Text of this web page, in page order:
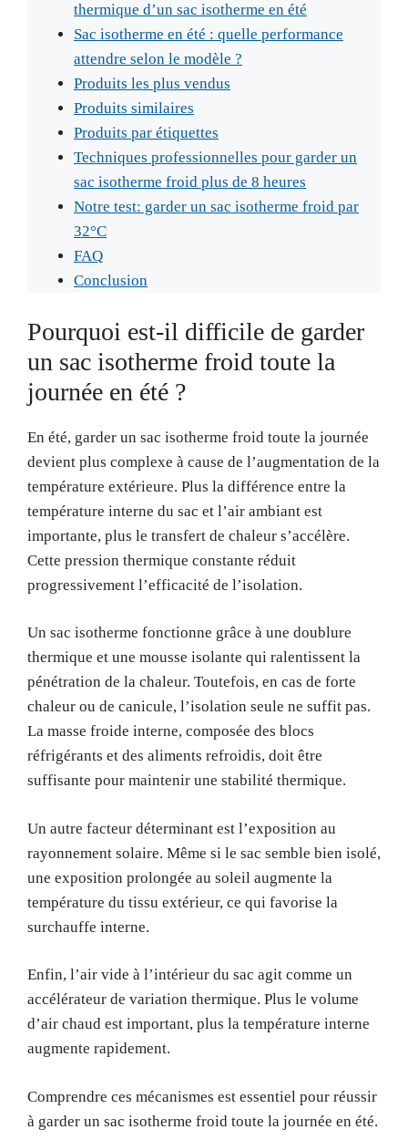
thermique d’un sac isotherme en été
Sac isotherme en été : quelle performance
attendre selon le modèle ?
Produits les plus vendus
Produits similaires
Produits par étiquettes
Techniques professionnelles pour garder un
sac isotherme froid plus de 8 heures
Notre test: garder un sac isotherme froid par
32°C
FAQ
Conclusion
Pourquoi est-il difficile de garder
un sac isotherme froid toute la
journée en été ?
En été, garder un sac isotherme froid toute la journée
devient plus complexe à cause de l’augmentation de la
température extérieure. Plus la différence entre la
température interne du sac et l’air ambiant est
importante, plus le transfert de chaleur s’accélère.
Cette pression thermique constante réduit
progressivement l’efficacité de l’isolation.
Un sac isotherme fonctionne grâce à une doublure
thermique et une mousse isolante qui ralentissent la
pénétration de la chaleur. Toutefois, en cas de forte
chaleur ou de canicule, l’isolation seule ne suffit pas.
La masse froide interne, composée des blocs
réfrigérants et des aliments refroidis, doit être
suffisante pour maintenir une stabilité thermique.
Un autre facteur déterminant est l’exposition au
rayonnement solaire. Même si le sac semble bien isolé,
une exposition prolongée au soleil augmente la
température du tissu extérieur, ce qui favorise la
surchauffe interne.
Enfin, l’air vide à l’intérieur du sac agit comme un
accélérateur de variation thermique. Plus le volume
d’air chaud est important, plus la température interne
augmente rapidement.
Comprendre ces mécanismes est essentiel pour réussir
à garder un sac isotherme froid toute la journée en été.